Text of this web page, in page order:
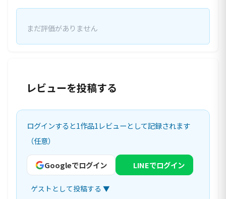
まだ評価がありません
レビューを投稿する
ログインすると1作品1レビューとして記録されます
（任意）
Googleでログイン LINEでログイン
ゲストとして投稿する ▼